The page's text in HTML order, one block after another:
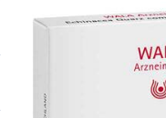
Aktuelle Coupons
Arzneimittel